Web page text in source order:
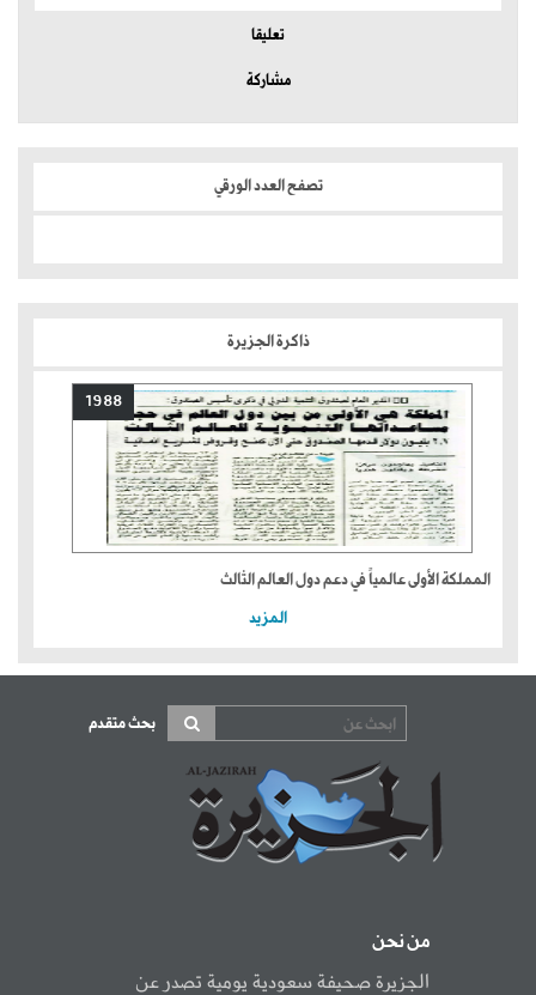
تعليقا
مشاركة
تصفح العدد الورقي
ذاكرة الجزيرة
1988
المملكة الأولى عالمياً في دعم دول العالم الثالث
المزيد
بحث متقدم
من نحن
الجزيرة صحيفة سعودية يومية تصدر عن